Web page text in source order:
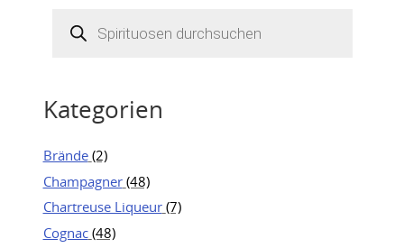
search
Kategorien
Brände (2)
Champagner (48)
Chartreuse Liqueur (7)
Cognac (48)